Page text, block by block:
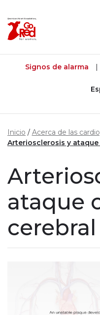
Signos de alarma
Inicio Acerca de las
Arteriosclerosis y
ataque
cerebral